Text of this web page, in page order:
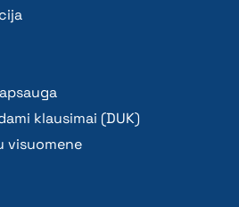
klausimai (DUK)
visuomene